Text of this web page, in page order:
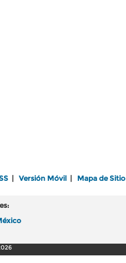
Versión Móvil Mapa de Sitio